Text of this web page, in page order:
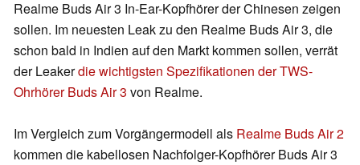
Realme Buds Air 3 In-Ear-Kopfhörer der Chinesen zeigen
sollen. Im neuesten Leak zu den Realme Buds Air 3, die
schon bald in Indien auf den Markt kommen sollen, verrät
der Leakerdie wichtigsten Spezifikationen der TWS-
Ohrhörer Buds Air 3 von Realme.
Im Vergleich zum Vorgängermodell als Realme Buds Air 2
kommen die kabellosen Nachfolger-Kopfhörer Buds Air 3